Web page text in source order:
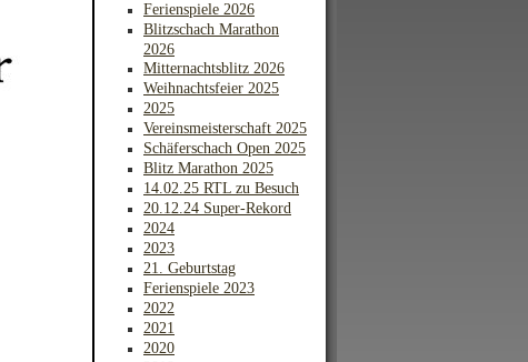
Ferienspiele 2026
Blitzschach Marathon
2026
Mitternachtsblitz 2026
Weihnachtsfeier 2025
2025
Vereinsmeisterschaft 2025
Schäferschach Open 2025
Blitz Marathon 2025
14.02.25 RTL zu Besuch
20.12.24 Super-Rekord
2024
2023
21. Geburtstag
Ferienspiele 2023
2022
2021
2020